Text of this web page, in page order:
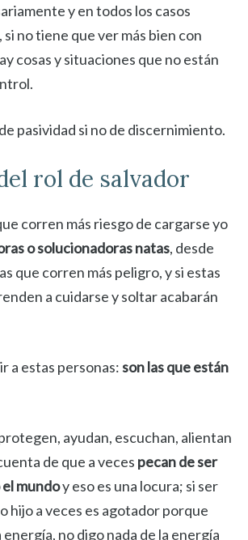
y en todos los casos
no tiene que ver más bien con
cosas y situaciones que no están
pasividad si no de discernimiento.
rol de salvador
corren más riesgo de cargarse yo
o solucionadoras natas, desde
que corren más peligro, y si estas
a cuidarse y soltar acabarán
a estas personas:son las que están
ayudan, escuchan, alientan
de que a veces pecan de ser
mundoy eso es una locura; si ser
hijo a veces es agotador porque
no digo nada de la energía